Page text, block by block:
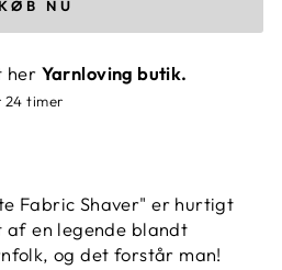
KØB NU
her Yarnloving butik.
24 timer
Fabric Shaver" er hurtigt
af en legende blandt
og det forstår man!